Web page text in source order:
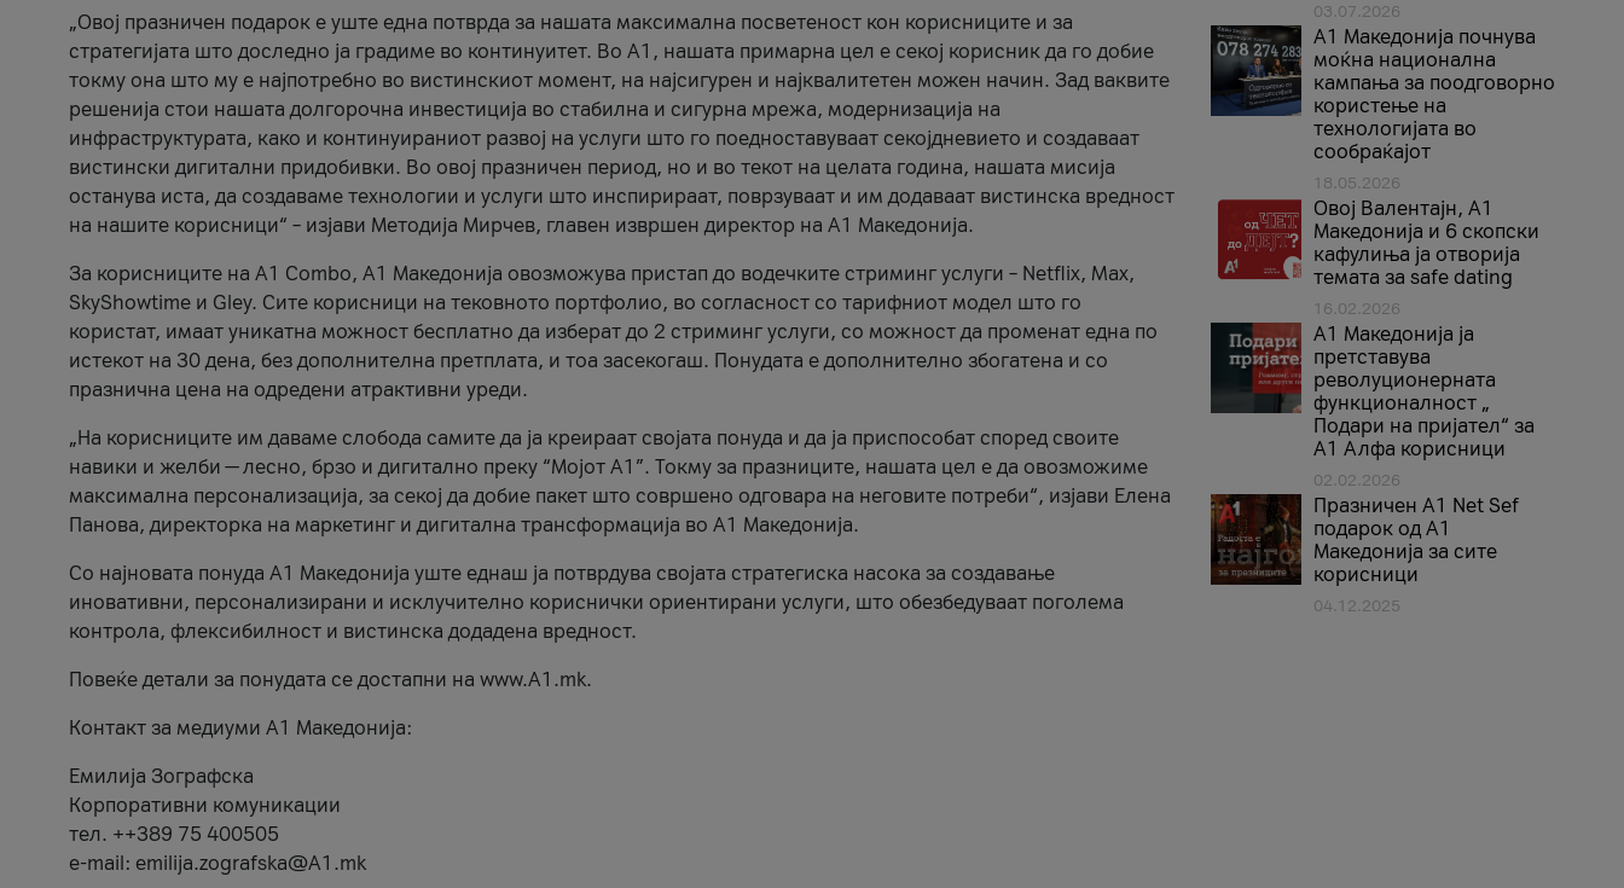
„Овој празничен подарок е уште една потврда за нашата максимална посветеност кон корисниците и за
стратегијата што доследно ја градиме во континуитет. Во А1, нашата примарна цел е секој корисник да го добие
токму она што му е најпотребно во вистинскиот момент, на најсигурен и најквалитетен можен начин. Зад ваквите
решенија стои нашата долгорочна инвестиција во стабилна и сигурна мрежа, модернизација на
инфраструктурата, како и континуираниот развој на услуги што го поедноставуваат секојдневието и создаваат
вистински дигитални придобивки. Во овој празничен период, но и во текот на целата година, нашата мисија
останува иста, да создаваме технологии и услуги што инспирираат, поврзуваат и им додаваат вистинска вредност
на нашите корисници“ – изјави Методија Мирчев, главен извршен директор на А1 Македонија.
За корисниците на A1 Combo, А1 Македонија овозможува пристап до водечките стриминг услуги – Netflix, Max,
SkyShowtime и Gley. Сите корисници на тековното портфолио, во согласност со тарифниот модел што го
користат, имаат уникатна можност бесплатно да изберат до 2 стриминг услуги, со можност да променат една по
истекот на 30 дена, без дополнителна претплата, и тоа засекогаш. Понудата е дополнително збогатена и со
празнична цена на одредени атрактивни уреди.
„На корисниците им даваме слобода самите да ја креираат својата понуда и да ја приспособат според своите
навики и желби — лесно, брзо и дигитално преку “Мојот А1”. Токму за празниците, нашата цел е да овозможиме
максимална персонализација, за секој да добие пакет што совршено одговара на неговите потреби“, изјави Елена
Панова, директорка на маркетинг и дигитална трансформација во А1 Македонија.
Со најновата понуда А1 Македонија уште еднаш ја потврдува својата стратегиска насока за создавање
иновативни, персонализирани и исклучително кориснички ориентирани услуги, што обезбедуваат поголема
контрола, флексибилност и вистинска додадена вредност.
Повеќе детали за понудата се достапни на www.А1.mk.
Контакт за медиуми А1 Македонија:
Емилија Зографска
Корпоративни комуникации
тел. ++389 75 400505
e-mail: emilija.zografska@A1.mk
03.07.2026
A1 Македонија почнува
моќна национална
кампања за поодговорно
користење на
технологијата во
сообраќајот
18.05.2026
Овој Валентајн, A1
Македонија и 6 скопски
кафулиња ја отворија
темата за safe dating
16.02.2026
А1 Македонија ја
претставува
револуционерната
функционалност „
Подари на пријател“ за
А1 Алфа корисници
02.02.2026
Празничен A1 Net Sеf
подарок од А1
Македонија за сите
корисници
04.12.2025